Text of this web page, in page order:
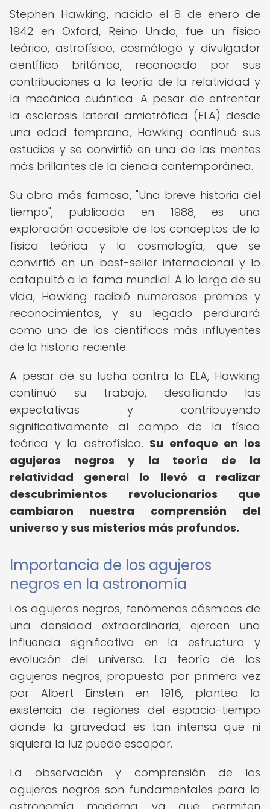
Stephen Hawking, nacido el 8 de enero de
1942 en Oxford, Reino Unido, fue un físico
teórico, astrofísico, cosmólogo y divulgador
científico británico, reconocido por sus
contribuciones a la teoría de la relatividad y
la mecánica cuántica. A pesar de enfrentar
la esclerosis lateral amiotrófica (ELA) desde
una edad temprana, Hawking continuó sus
estudios y se convirtió en una de las mentes
más brillantes de la ciencia contemporánea.
Su obra más famosa, "Una breve historia del
tiempo", publicada en 1988, es una
exploración accesible de los conceptos de la
física teórica y la cosmología, que se
convirtió en un best-seller internacional y lo
catapultó a la fama mundial. A lo largo de su
vida, Hawking recibió numerosos premios y
reconocimientos, y su legado perdurará
como uno de los científicos más influyentes
de la historia reciente.
A pesar de su lucha contra la ELA, Hawking
continuó su trabajo, desafiando las
expectativas y contribuyendo
significativamente al campo de la física
teórica y la astrofísica. Su enfoque en los
agujeros negros y la teoría de la
relatividad general lo llevó a realizar
descubrimientos revolucionarios que
cambiaron nuestra comprensión del
universo y sus misterios más profundos.
Importancia de los agujeros
negros en la astronomía
Los agujeros negros, fenómenos cósmicos de
una densidad extraordinaria, ejercen una
influencia significativa en la estructura y
evolución del universo. La teoría de los
agujeros negros, propuesta por primera vez
por Albert Einstein en 1916, plantea la
existencia de regiones del espacio-tiempo
donde la gravedad es tan intensa que ni
siquiera la luz puede escapar.
La observación y comprensión de los
agujeros negros son fundamentales para la